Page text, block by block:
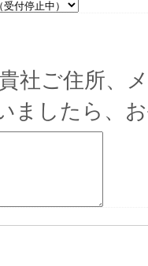
社ご住所、
ましたら、